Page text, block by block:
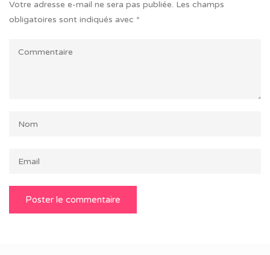
Votre adresse e-mail ne sera pas publiée. Les champs
obligatoires sont indiqués avec *